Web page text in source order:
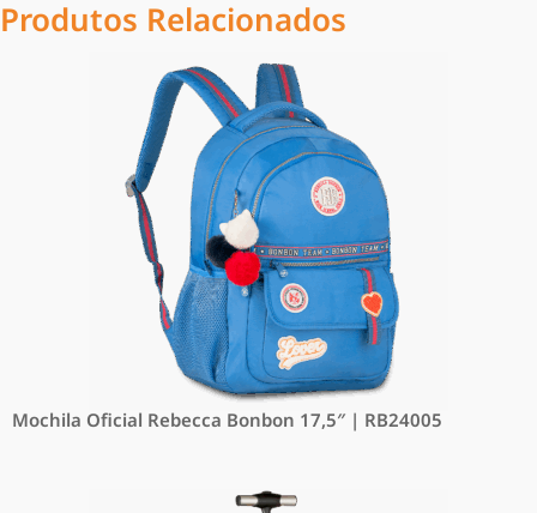
Produtos Relacionados
Mochila Oficial Rebecca Bonbon 17,5″ | RB24005